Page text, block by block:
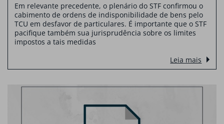
Em relevante precedente, o plenário do STF confirmou o
cabimento de ordens de indisponibilidade de bens pelo
TCU em desfavor de particulares. É importante que o STF
pacifique também sua jurisprudência sobre os limites
impostos a tais medidas
Leia mais